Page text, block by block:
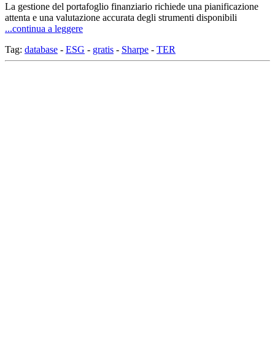
La gestione del portafoglio finanziario richiede una pianificazione
attenta e una valutazione accurata degli strumenti disponibili
...continua a leggere
Tag: database - ESG - gratis - Sharpe - TER